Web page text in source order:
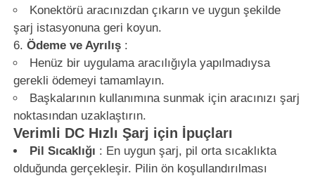
Konektörü aracınızdan çıkarın ve uygun şekilde
şarj istasyonuna geri koyun.
Ödeme ve Ayrılış:
Henüz bir uygulama aracılığıyla yapılmadıysa
gerekli ödemeyi tamamlayın.
Başkalarının kullanımına sunmak için aracınızı şarj
noktasından uzaklaştırın.
Verimli DC Hızlı Şarj için İpuçları
Pil Sıcaklığı : En uygun şarj, pil orta sıcaklıkta
olduğunda gerçekleşir. Pilin ön koşullandırılması